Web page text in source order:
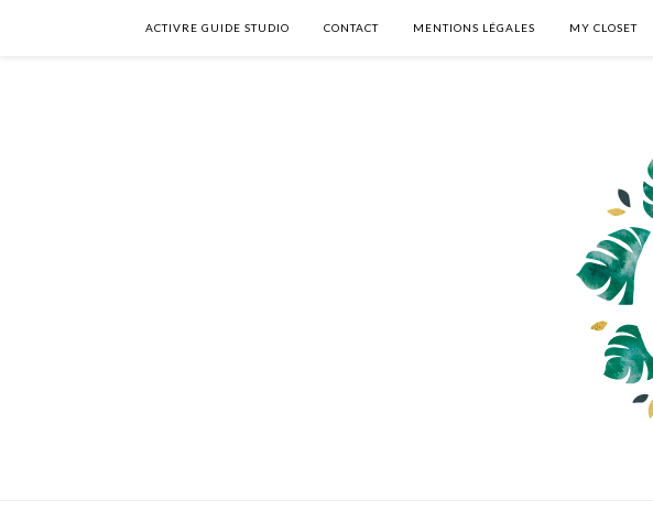
ACTIVRE GUIDE STUDIO CONTACT MENTIONS LÉGALES MY CLOSET